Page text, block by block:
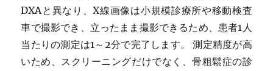
DXAと異なり、X線画像は小規模診療所や移動検査
車で撮影でき、立ったまま撮影できるため、患者1人
当たりの測定は1～2分で完了します。 測定精度が高
いため、スクリーニングだけでなく、骨粗鬆症の診